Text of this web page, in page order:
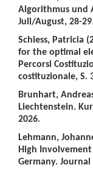
Algorithmus und
Juli/August, 28-
Schiess, Patricia
for the optimal
Percorsi
costituzionale, S.
Brunhart,
Liechtenstein.
2026.
Lehmann,
High
Germany.